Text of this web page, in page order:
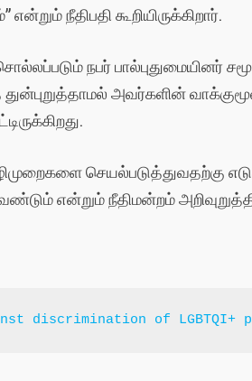
நீதிபதி கூறியிருக்கிறார்.
நபர் பால்புதுமையினர்
அவர்களின்
செயல்படுத்துவதற்கு
என்றும் நீதிமன்றம் அறிவுறுத்தி
discrimination of LGBTQI+